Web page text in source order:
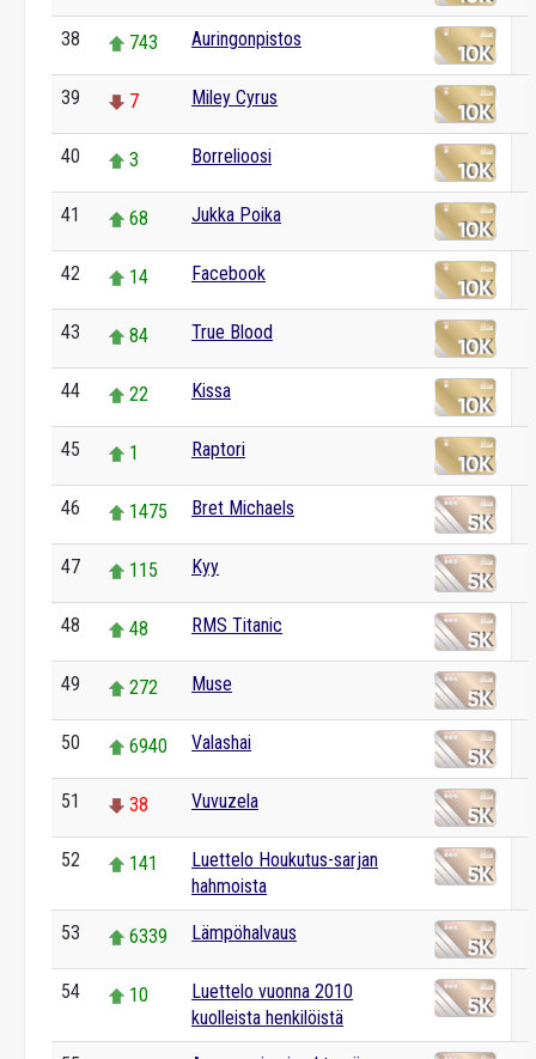
38 743 Auringonpistos
39 7 Miley Cyrus
40 3 Borrelioosi
41 68 Jukka Poika
42 14 Facebook
43 84 True Blood
44 22 Kissa
45 1 Raptori
46 1475 Bret Michaels
47 115 Kyy
48 48 RMS Titanic
49 272 Muse
50 6940 Valashai
51 38 Vuvuzela
52 141
Luettelo Houkutus-sarjan
hahmoista
53 6339 Lämpöhalvaus
54 10
Luettelo vuonna 2010
kuolleista henkilöistä